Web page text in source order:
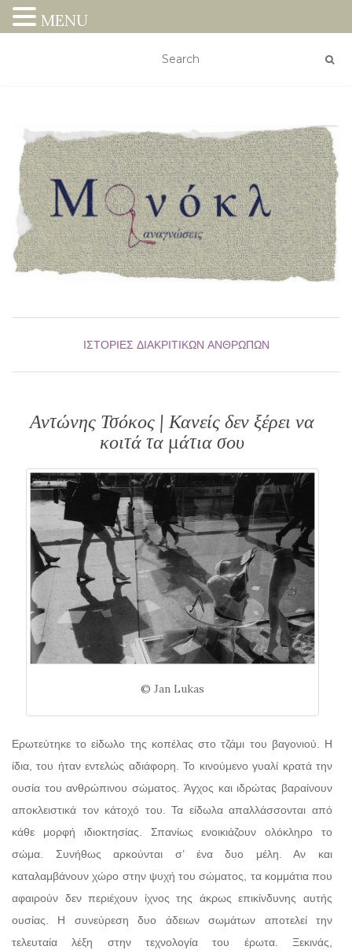
ΙΣΤΟΡΊΕΣ ΔΙΑΚΡΙΤΙΚΏΝ ΑΝΘΡΏΠΩΝ
Αντώνης Τσόκος | Κανείς δεν ξέρει να
κοιτά τα μάτια σου
© Jan Lukas
Ερωτεύτηκε το είδωλο της κοπέλας στο τζάμι του βαγονιού. Η
ίδια, του ήταν εντελώς αδιάφορη. Το κινούμενο γυαλί κρατά την
ουσία του ανθρώπινου σώματος. Άγχος και ιδρώτας βαραίνουν
αποκλειστικά τον κάτοχό του. Τα είδωλα απαλλάσσονται από
κάθε μορφή ιδιοκτησίας. Σπανίως ενοικιάζουν ολόκληρο το
σώμα. Συνήθως αρκούνται σ’ ένα δυο μέλη. Αν και
καταλαμβάνουν χώρο στην ψυχή του σώματος, τα κομμάτια που
αφαιρούν δεν περιέχουν ίχνος της άκρως επικίνδυνης αυτής
ουσίας. Η συνεύρεση δυο άδειων σωμάτων αποτελεί την
τελευταία λέξη στην τεχνολογία του έρωτα. Ξεκινάς,
MENU